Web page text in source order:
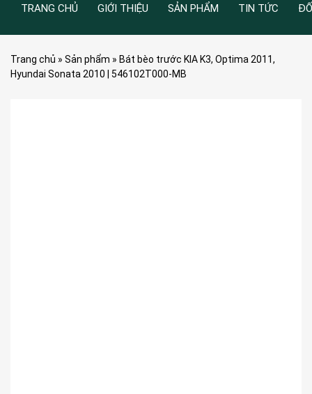
TRANG CHỦ GIỚI THIỆU SẢN PHẨM TIN TỨC
Trang chủ » Sản phẩm » Bát bèo trước KIA K3, Optima 2011,
Hyundai Sonata 2010 | 546102T000-MB